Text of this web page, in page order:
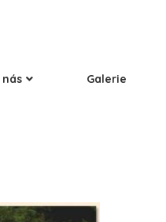
nás Galerie